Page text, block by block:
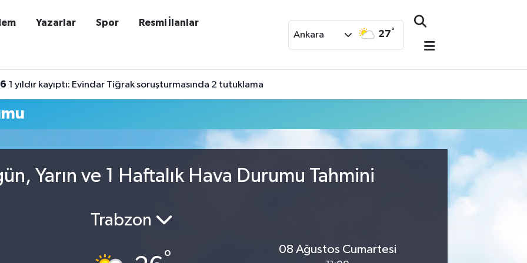
Yazarlar Spor Resmi İlanlar
Ankara 27°
1 yıldır kayıptı: Evindar Tiğrak soruşturmasında 2 tutuklama
Yarın ve 1 Haftalık Hava Durumu Tahmini
Trabzon
°
08 Ağustos Cumartesi